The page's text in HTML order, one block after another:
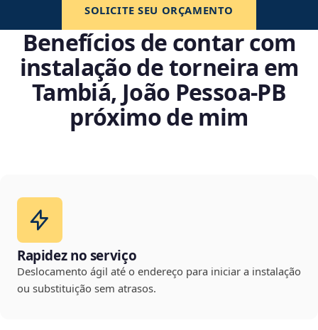
SOLICITE SEU ORÇAMENTO
Benefícios de contar com
instalação de torneira em
Tambiá, João Pessoa‑PB
próximo de mim
Rapidez no serviço
Deslocamento ágil até o endereço para iniciar a instalação
ou substituição sem atrasos.